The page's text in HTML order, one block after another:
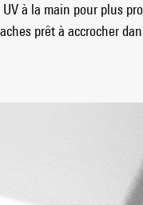
à la main pour plus
prêt à accrocher